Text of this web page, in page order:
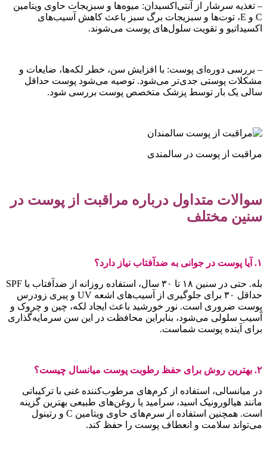
– تغذیه سرشار از آنتی‌اکسیدان: میوه‌ها و سبزیجات حاوی ویتامین
C و E، توت‌ها و سبزیجات برگ سبز باعث کاهش آسیب‌های
اکسیداتیو و تقویت سلول‌های پوست می‌شوند.
– بررسی دوره‌ای پوست: با افزایش سن، خطر لکه‌ها، ضایعات و
مشکلات پوستی جدی‌تر می‌شود. توصیه می‌شود پوست حداقل
سالی یک بار توسط پزشک متخصص پوست بررسی شود.
مراقبت از پوست در سالمندی
سوالات متداول درباره مراقبت از پوست در
سنین مختلف
۱. آیا پوست در جوانی به ضدآفتاب نیاز دارد؟
بله. حتی در سنین ۱۸ تا ۳۰ سال، استفاده روزانه از ضدآفتاب با SPF
حداقل ۳۰ برای جلوگیری از آسیب‌های اشعه UV و پیری زودرس
پوست ضروری است. نور خورشید باعث ایجاد لکه، چین و چروک و
آسیب سلولی می‌شود، بنابراین محافظت در این سن سرمایه‌گذاری
برای آینده پوست شماست.
۲. بهترین روش برای حفظ رطوبت پوست میانسال چیست؟
در میانسالی، استفاده از کرم‌های مرطوب‌کننده غنی با ترکیباتی
مانند هیالورونیک اسید، سرامید یا روغن‌های طبیعی بهترین گزینه
است. همچنین استفاده از سرم‌های حاوی ویتامین C و رتینول
می‌تواند سلامت و انعطاف پوست را حفظ کند.